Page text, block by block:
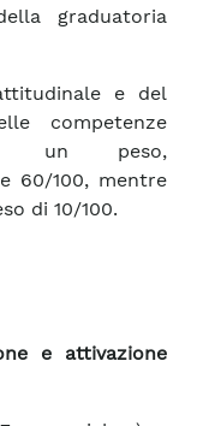
graduatoria
e del
competenze
un peso,
60/100, mentre
di 10/100.
e attivazione